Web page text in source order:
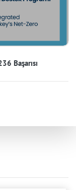
Başarısı